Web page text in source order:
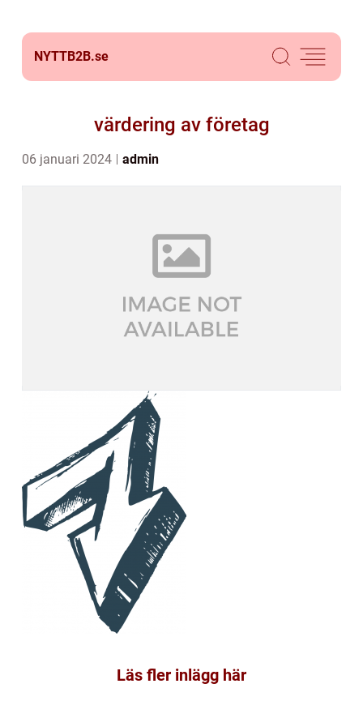
NYTTB2B.se
värdering av företag
06 januari 2024 admin
Läs fler inlägg här